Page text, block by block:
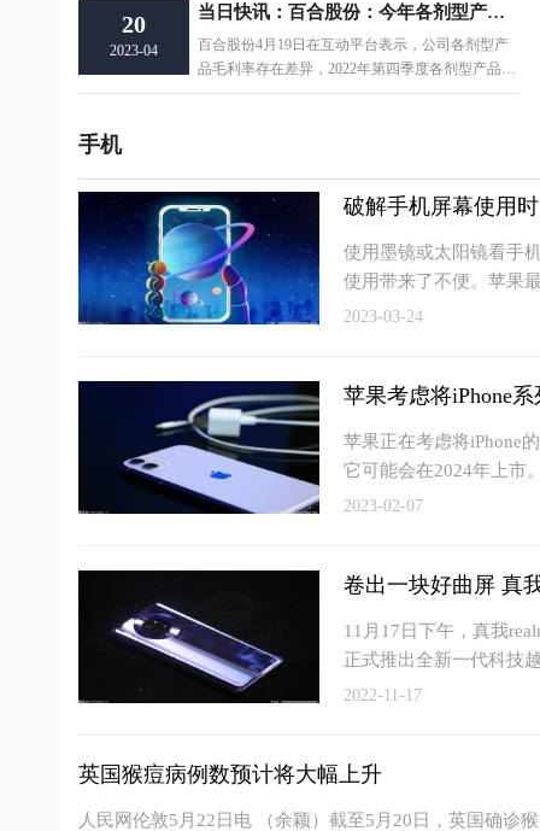
20
2023-04
当日快讯：百合股份：今年各剂型产品毛利较上期有所上升
百合股份4月19日在互动平台表示，公司各剂型产
品毛利率存在差异，2022年第四季度各剂型产品中
毛利较低的维生素C等片剂产品、功能饮品销售占
手机
破解手机屏幕使用
使用墨镜或太阳镜看手
使用带来了不便。苹果
2023-03-24
苹果考虑将iPhone
苹果正在考虑将iPhone
它可能会在2024年上市
2023-02-07
卷出一块好曲屏 真
11月17日下午，真我
正式推出全新一代科技
2022-11-17
英国猴痘病例数预计将大幅上升
人民网伦敦5月22日电 （余颖）截至5月20日，英国确诊